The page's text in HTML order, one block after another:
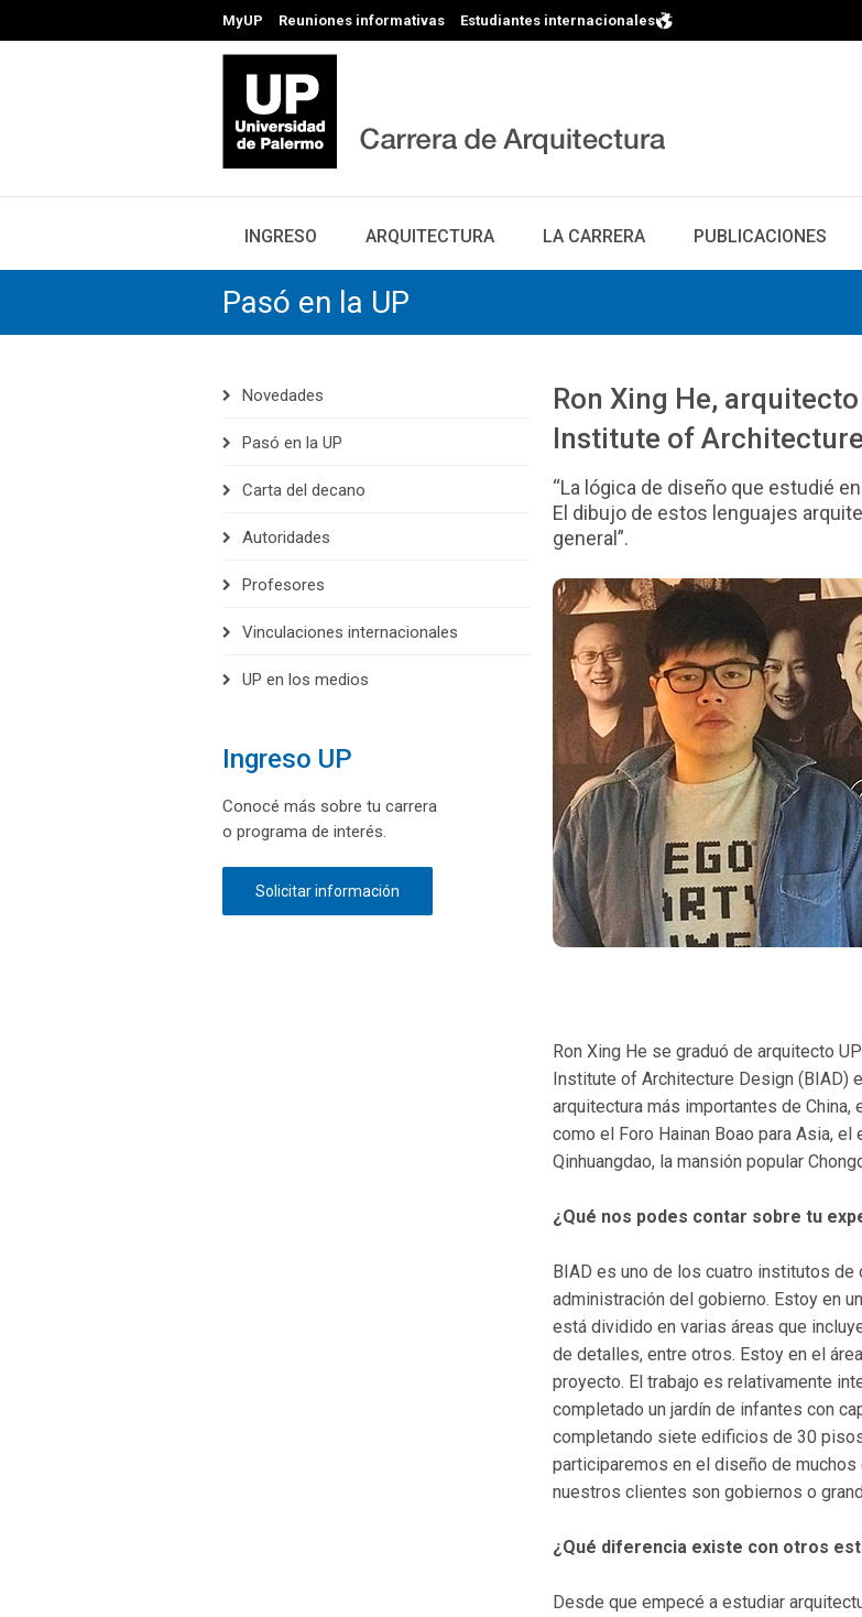
MyUP Reuniones informativas Estudiantes internacionales
INGRESO ARQUITECTURA LA CARRERA PUBLICACIONES
Pasó en la UP
Ron Xing He,
Institute of
“La lógica de diseño que estudié
El dibujo de estos lenguajes
general”.
Ron Xing He se graduó de arquitecto
Institute of Architecture Design (BIAD)
arquitectura más importantes de
como el Foro Hainan Boao para Asia,
Qinhuangdao, la mansión popular
¿Qué nos podes contar sobre tu
BIAD es uno de los cuatro institutos de
administración del gobierno. Estoy en
está dividido en varias áreas que
de detalles, entre otros. Estoy en el
proyecto. El trabajo es relativamente
completado un jardín de infantes con
completando siete edificios de 30
participaremos en el diseño de
nuestros clientes son gobiernos o
¿Qué diferencia existe con otros
Desde que empecé a estudiar
Novedades
Pasó en la UP
Carta del decano
Autoridades
Profesores
Vinculaciones internacionales
UP en los medios
Ingreso UP
Conocé más sobre tu carrera
o programa de interés.
Solicitar información